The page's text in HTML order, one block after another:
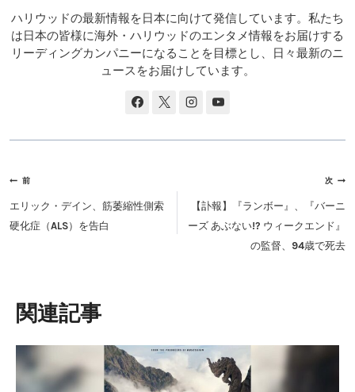
ハリウッドの最新情報を日本に向けて発信しています。私たち
は日本の皆様に海外・ハリウッドのエンタメ情報をお届けする
リーディングカンパニーになることを目標とし、日々最新のニ
ュースをお届けしています。
投
稿
ナ
シ
ョ
ン
前
エリック・デイン、筋萎縮性側索
硬化症（ALS）を告白
次
【訃報】『ランボー』、『バーニ
ーズ あぶない!? ウィークエンド』
の監督、94歳で死去
類似投稿